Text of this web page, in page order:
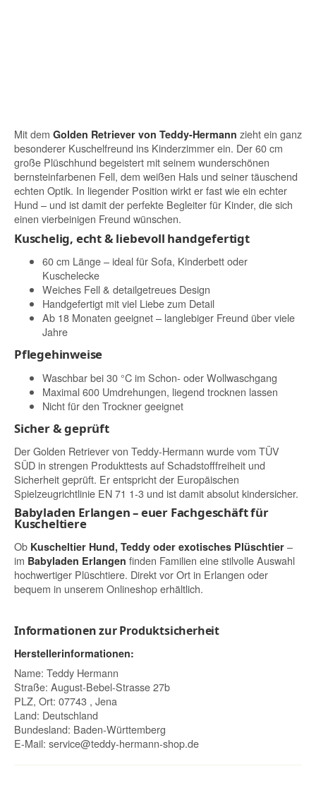
Mit dem Golden Retriever von Teddy-Hermann zieht ein ganz
besonderer Kuschelfreund ins Kinderzimmer ein. Der 60 cm
große Plüschhund begeistert mit seinem wunderschönen
bernsteinfarbenen Fell, dem weißen Hals und seiner täuschend
echten Optik. In liegender Position wirkt er fast wie ein echter
Hund – und ist damit der perfekte Begleiter für Kinder, die sich
einen vierbeinigen Freund wünschen.
Kuschelig, echt & liebevoll handgefertigt
60 cm Länge – ideal für Sofa, Kinderbett oder
Kuschelecke
Weiches Fell & detailgetreues Design
Handgefertigt mit viel Liebe zum Detail
Ab 18 Monaten geeignet – langlebiger Freund über viele
Jahre
Pflegehinweise
Waschbar bei 30 °C im Schon- oder Wollwaschgang
Maximal 600 Umdrehungen, liegend trocknen lassen
Nicht für den Trockner geeignet
Sicher & geprüft
Der Golden Retriever von Teddy-Hermann wurde vom TÜV
SÜD in strengen Produkttests auf Schadstofffreiheit und
Sicherheit geprüft. Er entspricht der Europäischen
Spielzeugrichtlinie EN 71 1-3 und ist damit absolut kindersicher.
Babyladen Erlangen – euer Fachgeschäft für
Kuscheltiere
Ob Kuscheltier Hund, Teddy oder exotisches Plüschtier –
im Babyladen Erlangen finden Familien eine stilvolle Auswahl
hochwertiger Plüschtiere. Direkt vor Ort in Erlangen oder
bequem in unserem Onlineshop erhältlich.
Informationen zur Produktsicherheit
Herstellerinformationen:
Name: Teddy Hermann
Straße: August-Bebel-Strasse 27b
PLZ, Ort: 07743 , Jena
Land: Deutschland
Bundesland: Baden-Württemberg
E-Mail: service@teddy-hermann-shop.de